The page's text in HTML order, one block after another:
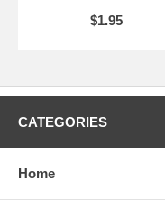
$1.95
CATEGORIES
Home